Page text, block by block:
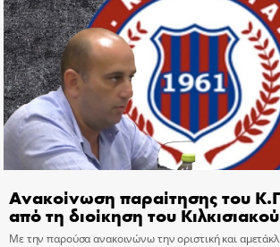
Ανακοίνωση παραίτησης του
από τη διοίκηση του Κιλκισιακού
Με την παρούσα ανακοινώνω την οριστική και